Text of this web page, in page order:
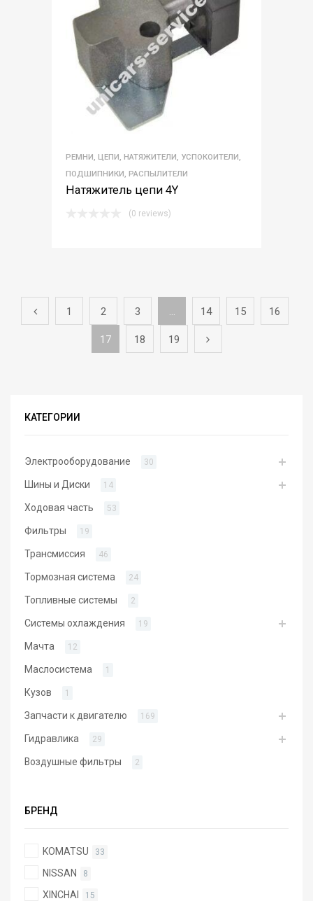
РЕМНИ, ЦЕПИ, НАТЯЖИТЕЛИ, УСПОКОИТЕЛИ,
ПОДШИПНИКИ, РАСПЫЛИТЕЛИ
Натяжитель цепи 4Y
(0 reviews)
1 2 3 … 14 15 16
17 18 19
КАТЕГОРИИ
Электрооборудование 30
Шины и Диски 14
Ходовая часть 53
Фильтры 19
Трансмиссия 46
Тормозная система 24
Топливные системы 2
Системы охлаждения 19
Мачта 12
Маслосистема 1
Кузов 1
Запчасти к двигателю 169
Гидравлика 29
Воздушные фильтры 2
БРЕНД
KOMATSU 33
NISSAN 8
XINCHAI 15